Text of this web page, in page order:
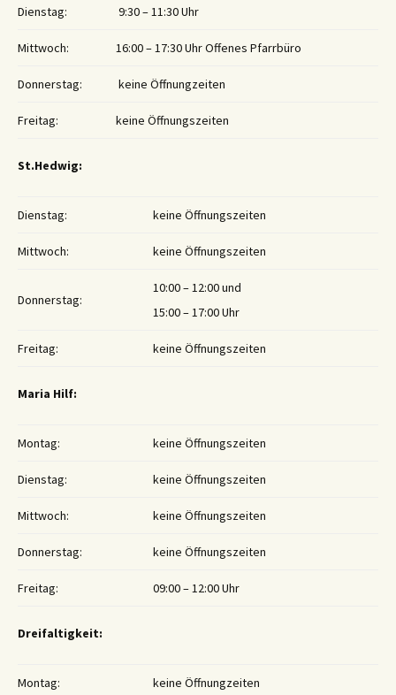
Dienstag: 9:30 – 11:30 Uhr
Mittwoch: 16:00 – 17:30 Uhr Offenes Pfarrbüro
Donnerstag: keine Öffnungzeiten
Freitag: keine Öffnungszeiten
St.Hedwig:
Dienstag: keine Öffnungszeiten
Mittwoch: keine Öffnungszeiten
Donnerstag:
10:00 – 12:00 und
15:00 – 17:00 Uhr
Freitag: keine Öffnungszeiten
Maria Hilf:
Montag: keine Öffnungszeiten
Dienstag: keine Öffnungszeiten
Mittwoch: keine Öffnungszeiten
Donnerstag: keine Öffnungszeiten
Freitag: 09:00 – 12:00 Uhr
Dreifaltigkeit:
Montag: keine Öffnungzeiten